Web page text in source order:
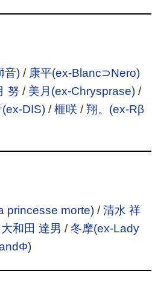
音)/ 康平(ex-Blanc⊃Nero)
努 / 美月(ex-Chrysprase)/
DIS)/榧咲 /翔。(ex-Rβ
princesse morte)/清水 祥
大和田 達男 /冬摩(ex-Lady